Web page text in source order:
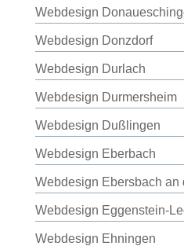
Webdesign
Webdesign Donzdorf
Webdesign Durlach
Webdesign Durmersheim
Webdesign Dußlingen
Webdesign Eberbach
Webdesign Ebersbach an
Webdesign Eggenstein-
Webdesign Ehningen